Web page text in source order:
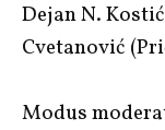
Dejan N. Kostić
Cvetanović (
Modus